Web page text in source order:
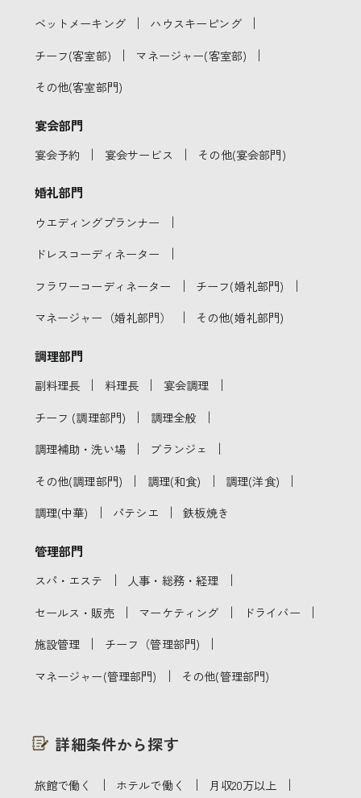
ベットメーキング ｜ ハウスキーピング ｜
チーフ(客室部) ｜ マネージャー(客室部) ｜
その他(客室部門)
宴会部門
宴会予約 ｜ 宴会サービス ｜ その他(宴会部門)
婚礼部門
ウエディングプランナー ｜
ドレスコーディネーター ｜
フラワーコーディネーター ｜ チーフ(婚礼部門) ｜
マネージャー（婚礼部門） ｜ その他(婚礼部門)
調理部門
副料理長 ｜ 料理長 ｜ 宴会調理 ｜
チーフ (調理部門) ｜ 調理全般 ｜
調理補助・洗い場 ｜ ブランジェ ｜
その他(調理部門) ｜ 調理(和食) ｜ 調理(洋食) ｜
調理(中華) ｜ パテシエ ｜ 鉄板焼き
管理部門
スパ・エステ ｜ 人事・総務・経理 ｜
セールス・販売 ｜ マーケティング ｜ ドライバー ｜
施設管理 ｜ チーフ（管理部門) ｜
マネージャー(管理部門) ｜ その他(管理部門)
詳細条件から探す
旅館で働く ｜ ホテルで働く ｜ 月収20万以上 ｜